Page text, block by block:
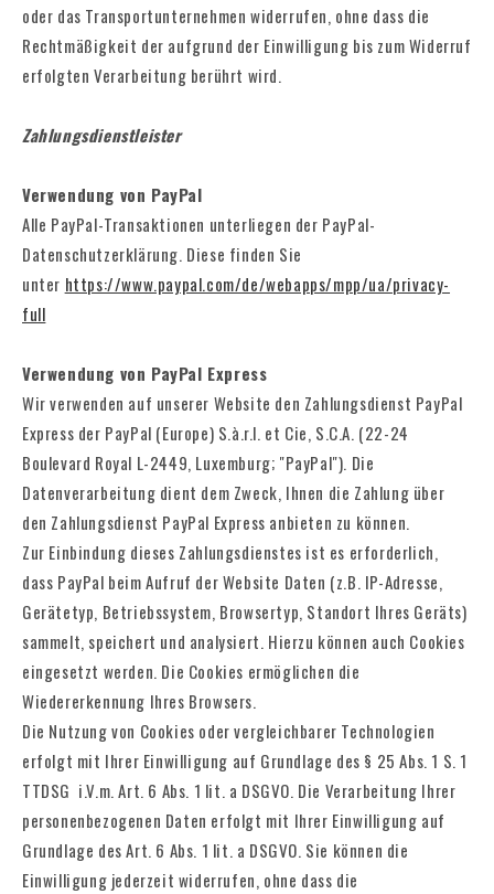
oder das Transportunternehmen widerrufen, ohne dass die
Rechtmäßigkeit der aufgrund der Einwilligung bis zum Widerruf
erfolgten Verarbeitung berührt wird.
Zahlungsdienstleister
Verwendung von PayPal
Alle PayPal-Transaktionen unterliegen der PayPal-
Datenschutzerklärung. Diese finden Sie
unter https://www.paypal.com/de/webapps/mpp/ua/privacy-
full
Verwendung von PayPal Express
Wir verwenden auf unserer Website den Zahlungsdienst PayPal
Express der PayPal (Europe) S.à.r.l. et Cie, S.C.A. (22-24
Boulevard Royal L-2449, Luxemburg; "PayPal"). Die
Datenverarbeitung dient dem Zweck, Ihnen die Zahlung über
den Zahlungsdienst PayPal Express anbieten zu können.
Zur Einbindung dieses Zahlungsdienstes ist es erforderlich,
dass PayPal beim Aufruf der Website Daten (z.B. IP-Adresse,
Gerätetyp, Betriebssystem, Browsertyp, Standort Ihres Geräts)
sammelt, speichert und analysiert. Hierzu können auch Cookies
eingesetzt werden. Die Cookies ermöglichen die
Wiedererkennung Ihres Browsers.
Die Nutzung von Cookies oder vergleichbarer Technologien
erfolgt mit Ihrer Einwilligung auf Grundlage des § 25 Abs. 1 S. 1
TTDSG i.V.m. Art. 6 Abs. 1 lit. a DSGVO. Die Verarbeitung Ihrer
personenbezogenen Daten erfolgt mit Ihrer Einwilligung auf
Grundlage des Art. 6 Abs. 1 lit. a DSGVO. Sie können die
Einwilligung jederzeit widerrufen, ohne dass die